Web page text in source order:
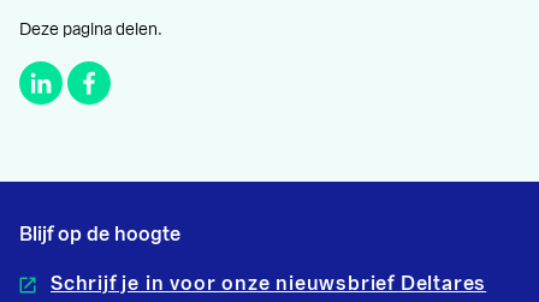
Deze pagina delen.
Blijf op de hoogte
Schrijf je in voor onze nieuwsbrief Deltares